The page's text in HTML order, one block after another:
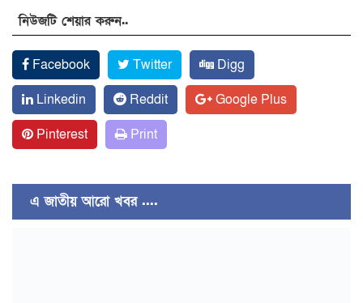
নিউজটি শেয়ার করুন..
Facebook Twitter
Digg
Linkedin
Reddit
Google Plus
Pinterest
Print
এ জাতীয় আরো খবর ....